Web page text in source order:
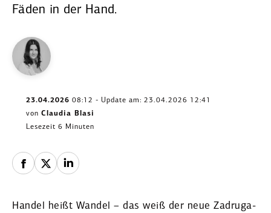
Fäden in der Hand.
23.04.2026 08:12 - Update am: 23.04.2026 12:41
von Claudia Blasi
Lesezeit 6 Minuten
Handel heißt Wandel – das weiß der neue Zadruga-